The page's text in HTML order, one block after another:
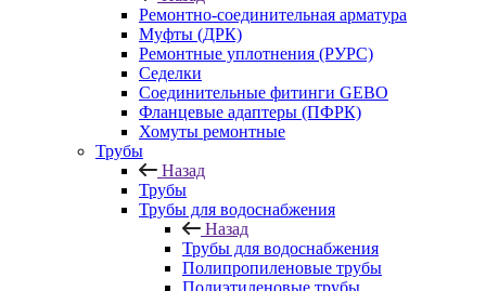
Ремонтно-соединительная арматура
Муфты (ДРК)
Ремонтные уплотнения (РУРС)
Седелки
Соединительные фитинги GEBO
Фланцевые адаптеры (ПФРК)
Хомуты ремонтные
Трубы
Назад
Трубы
Трубы для водоснабжения
Назад
Трубы для водоснабжения
Полипропиленовые трубы
Полиэтиленовые трубы